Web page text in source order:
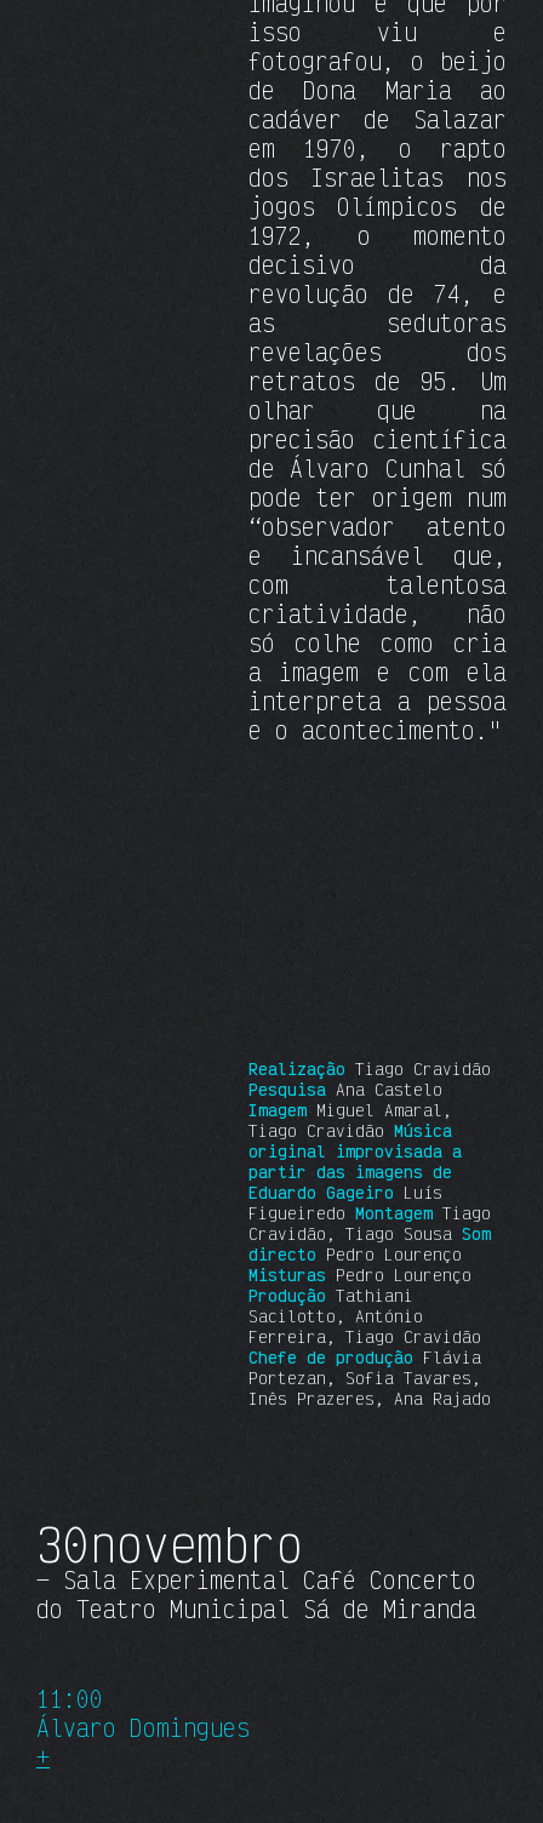
isso viu e
fotografou, o beijo
de Dona Maria ao
cadáver de Salazar
em 1970, o rapto
dos Israelitas nos
jogos Olímpicos de
1972, o momento
decisivo da
revolução de 74, e
as sedutoras
revelações dos
retratos de 95. Um
olhar que na
precisão científica
de Álvaro Cunhal só
pode ter origem num
“observador atento
e incansável que,
com talentosa
criatividade, não
só colhe como cria
a imagem e com ela
interpreta a pessoa
e o acontecimento."
Realização Tiago Cravidão
PesquisaAna Castelo
ImagemMiguel Amaral,
Tiago Cravidão Música
original improvisada a
partir das imagens de
Eduardo Gageiro Luís
Figueiredo MontagemTiago
Cravidão, Tiago Sousa Som
directo Pedro Lourenço
Misturas Pedro Lourenço
Produção Tathiani
Sacilotto, António
Ferreira, Tiago Cravidão
Chefe de produção Flávia
Portezan, Sofia Tavares,
Inês Prazeres, Ana Rajado
30novembro
— Sala Experimental Café Concerto
do Teatro Municipal Sá de Miranda
11:00
Álvaro Domingues
+